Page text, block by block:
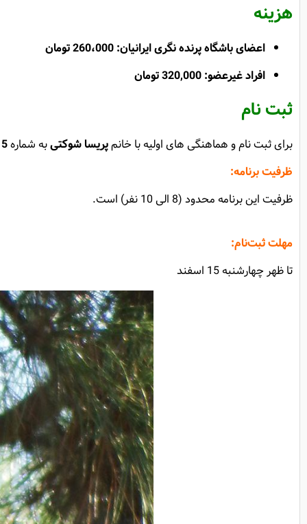
هزینه
اعضای باشگاه پرنده نگری ایرانیان: 260،000 تومان
افراد غیرعضو: 320,000 تومان
ثبت نام
برای ثبت نام و هماهنگی های اولیه با خانمپریسا شوکتیبه شماره
ظرفیت برنامه:
ظرفیت این برنامه محدود (8 الی 10 نفر) است.
مهلت ثبت‌نام:
تا ظهر چهارشنبه 15 اسفند